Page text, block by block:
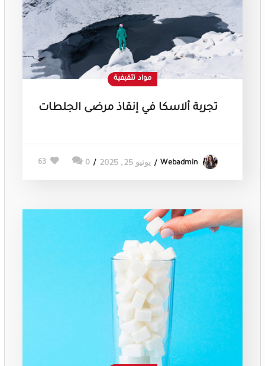
مواد تثقيفية
تجربة ألاسكا في إنقاذ مرضى الجلطات
Webadmin يونيو 25, 2025 0
63